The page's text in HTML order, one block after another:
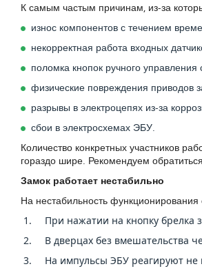
К самым частым причинам, из-за
износ компонентов с течением
некорректная работа входных
поломка кнопок ручного
физические повреждения приводов
разрывы в электроцепях из-за
сбои в электросхемах ЭБУ.
Количество конкретных участников
гораздо шире. Рекомендуем
Замок работает нестабильно
На нестабильность
При нажатии на кнопку брелка
В дверцах без вмешательства
На импульсы ЭБУ реагируют не